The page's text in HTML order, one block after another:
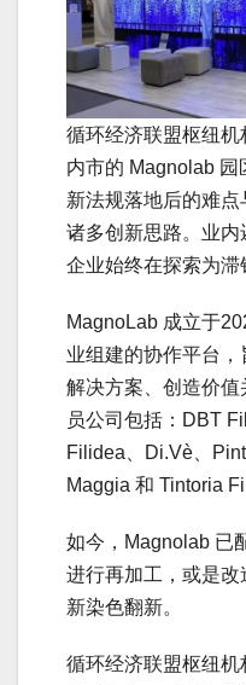
循环经济联盟枢纽
内市的 Magnolab 园
新法规落地后的难
诸多创新思路。业
企业始终在探索为滞
MagnoLab 成立于
业组建的协作平台
解决方案、创造价
员公司包括：DBT
Filidea、Di.Vè、
Maggia 和 Tintoria
如今，Magnolab 已
进行再加工，或是
新染色翻新。
循环经济联盟枢纽机